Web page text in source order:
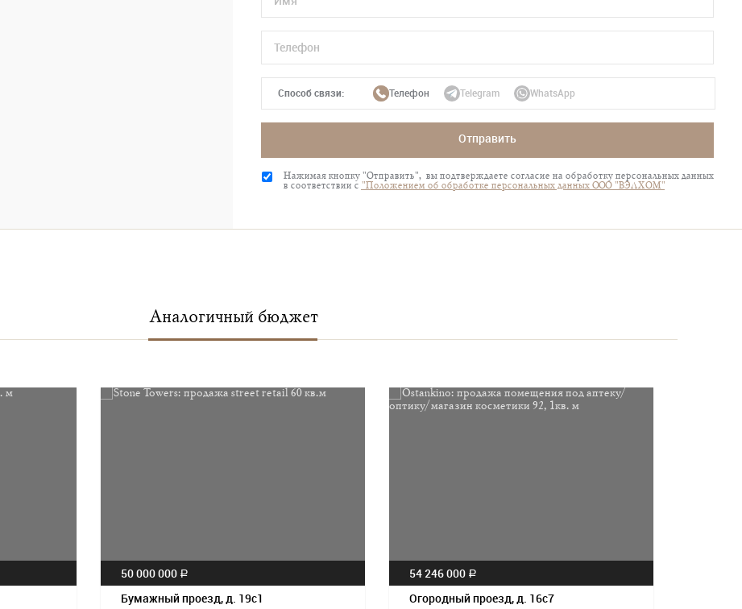
Способ связи: Телефон Telegram WhatsApp
Отправить
Нажимая кнопку "Отправить", вы подтверждаете согласие на обработку персональных данных
в соответствии с "Положением об обработке персональных данных ООО "ВЭЛХОМ"
Аналогичный бюджет
50 000 000 a
Бумажный проезд, д. 19с1
54 246 000 a
Огородный проезд, д. 16с7